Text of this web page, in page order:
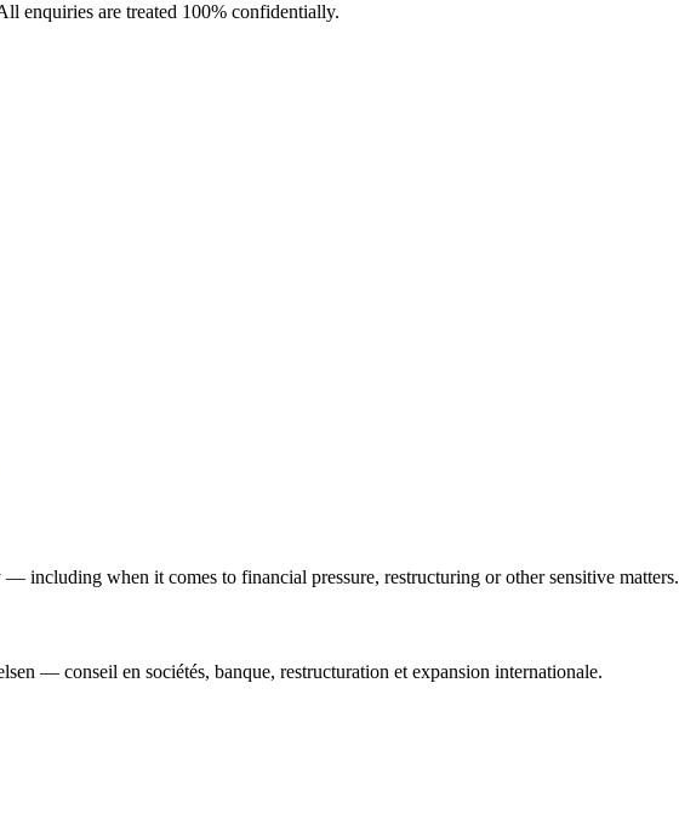
enquiries are treated 100% confidentially.
including when it comes to financial pressure, restructuring or other sensitive matters.
— conseil en sociétés, banque, restructuration et expansion internationale.